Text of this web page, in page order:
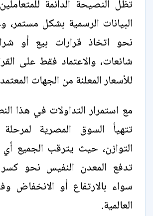
تظل النصيحة الدائمة
البيانات الرسمية بشكل مستمر،
نحو اتخاذ قرارات بيع أو
شائعات، والاعتماد فقط على
للأسعار المعلنة من الجهات
مع استمرار التداولات في هذا
تتهيأ السوق المصرية
التوازن، حيث يترقب الجميع
تدفع المعدن النفيس نحو
سواء بالارتفاع أو الانخفاض
العالمية.